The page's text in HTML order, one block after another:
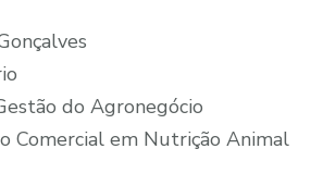
do Agronegócio
Comercial em Nutrição Animal